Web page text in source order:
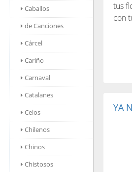
Caballos
de Canciones
Cárcel
Cariño
Carnaval
Catalanes
Celos
Chilenos
Chinos
Chistosos
tus
con
YA